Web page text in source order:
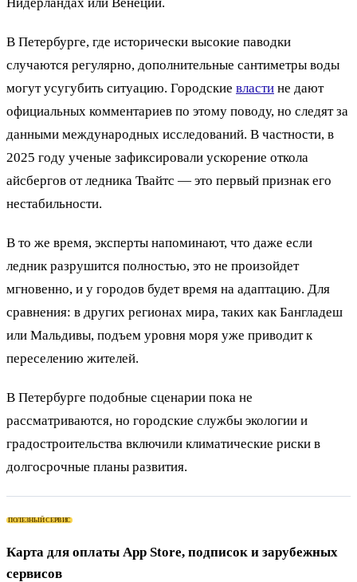
В Петербурге, где исторически высокие паводки
случаются регулярно, дополнительные сантиметры воды
могут усугубить ситуацию. Городские власти не дают
официальных комментариев по этому поводу, но следят за
данными международных исследований. В частности, в
2025 году ученые зафиксировали ускорение откола
айсбергов от ледника Твайтс — это первый признак его
нестабильности.
В то же время, эксперты напоминают, что даже если
ледник разрушится полностью, это не произойдет
мгновенно, и у городов будет время на адаптацию. Для
сравнения: в других регионах мира, таких как Бангладеш
или Мальдивы, подъем уровня моря уже приводит к
переселению жителей.
В Петербурге подобные сценарии пока не
рассматриваются, но городские службы экологии и
градостроительства включили климатические риски в
долгосрочные планы развития.
ПОЛЕЗНЫЙ СЕРВИС
Карта для оплаты App Store, подписок и зарубежных
сервисов